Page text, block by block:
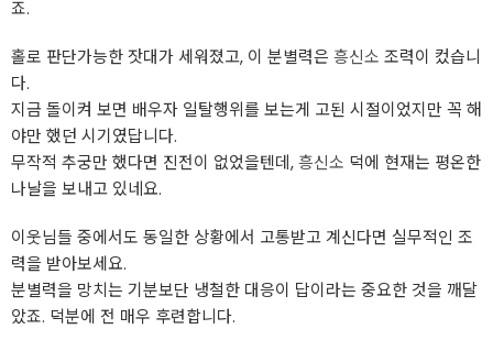
죠.
홀로 판단가능한 잣대가 세워졌고, 이 분별력은 흥신소 조력이 컸습니
다.
지금 돌이켜 보면 배우자 일탈행위를 보는게 고된 시절이었지만 꼭 해
야만 했던 시기였답니다.
무작적 추궁만 했다면 진전이 없었을텐데,흥신소 덕에 현재는 평온한
나날을 보내고 있네요.
이웃님들 중에서도 동일한 상황에서 고통받고 계신다면 실무적인 조
력을 받아보세요.
분별력을 망치는 기분보단 냉철한 대응이 답이라는 중요한 것을 깨달
았죠. 덕분에 전 매우 후련합니다.